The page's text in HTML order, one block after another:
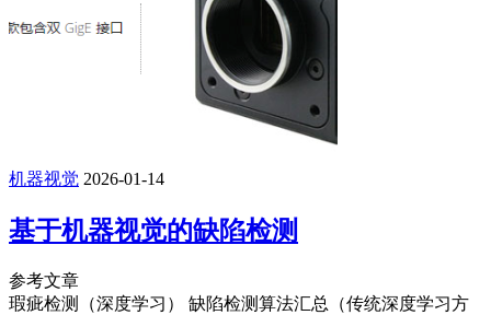
机器视觉 2026-01-14
基于机器视觉的缺陷检测
参考文章
瑕疵检测（深度学习） 缺陷检测算法汇总（传统深度学习方